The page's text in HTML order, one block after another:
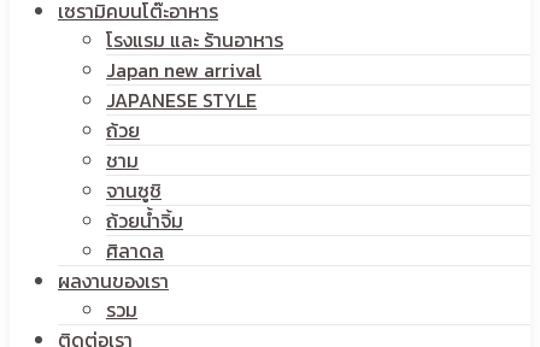
เซรามิคบนโต๊ะอาหาร
โรงแรม และ ร้านอาหาร
Japan new arrival
JAPANESE STYLE
ถ้วย
ชาม
จานซูชิ
ถ้วยน้ำจิ้ม
ศิลาดล
ผลงานของเรา
รวม
ติดต่อเรา